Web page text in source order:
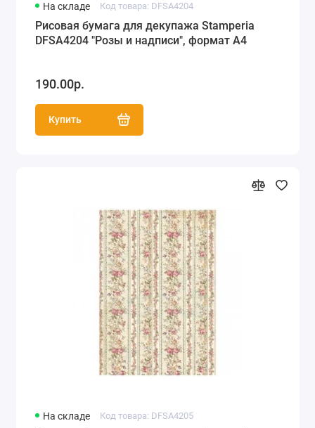
На складе Код товара: DFSA4204
Рисовая бумага для декупажа Stamperia
DFSA4204 "Розы и надписи", формат А4
190.00р.
Купить
На складе Код товара: DFSA4205